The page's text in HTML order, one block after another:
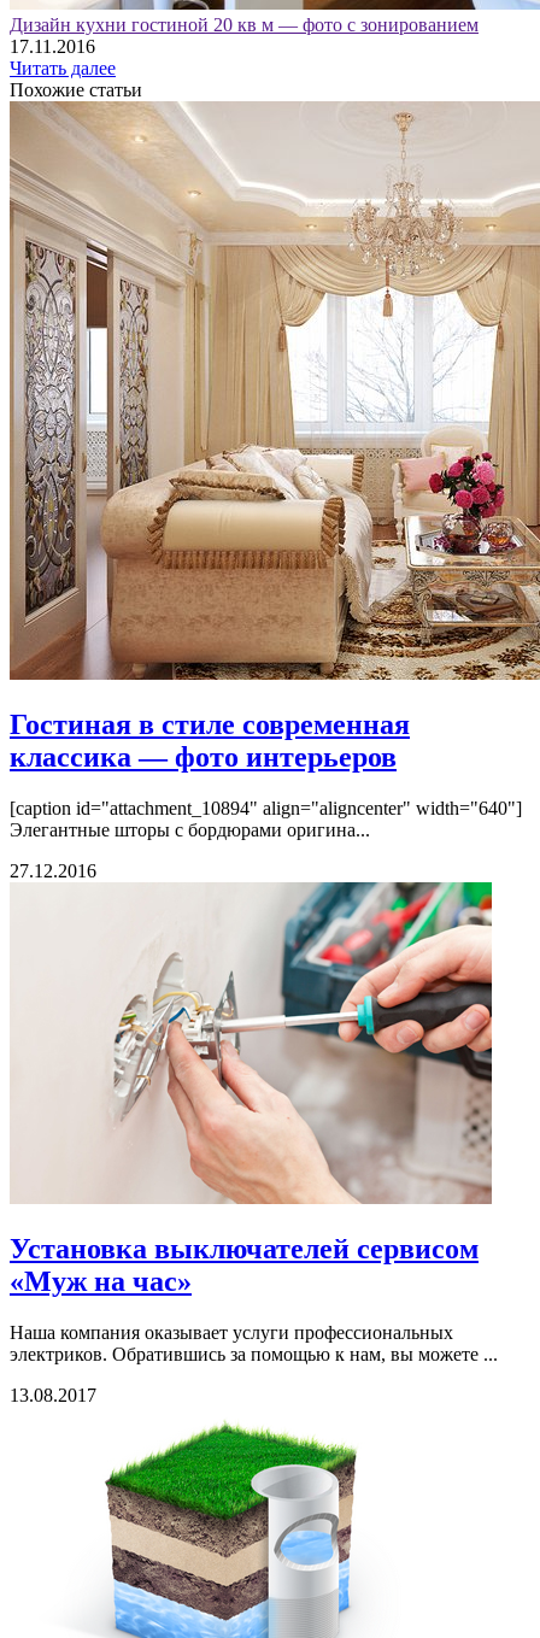
Дизайн кухни гостиной 20 кв м — фото с зонированием
17.11.2016
Читать далее
Похожие статьи
Гостиная в стиле современная
классика — фото интерьеров
[caption id="attachment_10894" align="aligncenter" width="640"]
Элегантные шторы с бордюрами оригина...
27.12.2016
Установка выключателей сервисом
«Муж на час»
Наша компания оказывает услуги профессиональных
электриков. Обратившись за помощью к нам, вы можете ...
13.08.2017